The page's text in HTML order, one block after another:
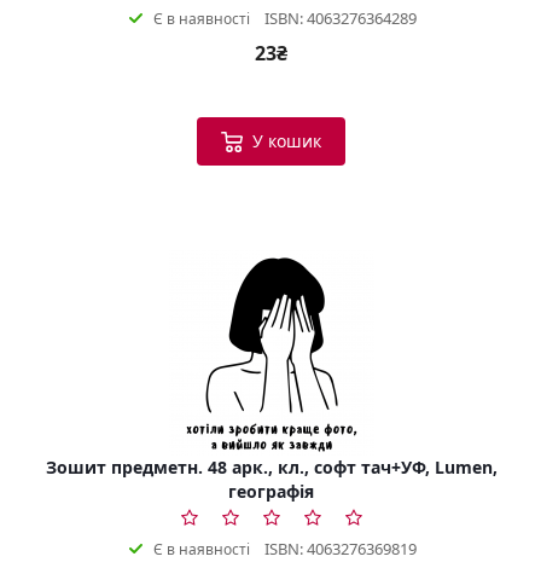
Є в наявності ISBN: 4063276364289
23₴
У кошик
Зошит предметн. 48 арк., кл., софт тач+УФ, Lumen,
географія
Є в наявності ISBN: 4063276369819